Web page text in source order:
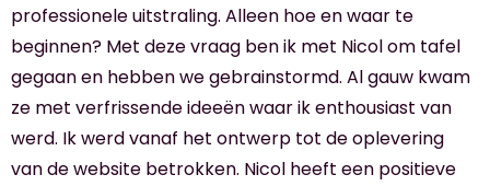
professionele uitstraling. Alleen hoe en waar te
beginnen? Met deze vraag ben ik met Nicol om tafel
gegaan en hebben we gebrainstormd. Al gauw kwam
ze met verfrissende ideeën waar ik enthousiast van
werd. Ik werd vanaf het ontwerp tot de oplevering
van de website betrokken. Nicol heeft een positieve